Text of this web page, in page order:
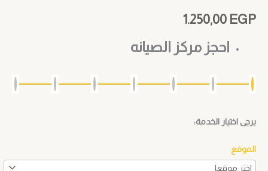
1.250,00 EGP
احجز مركز الصيانه
يرجى اختيار الخدمة:
الموقع